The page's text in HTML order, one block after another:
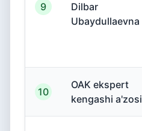
9
Dilbar
Ubaydullaevna
10
OAK ekspert
kengashi a'zosi